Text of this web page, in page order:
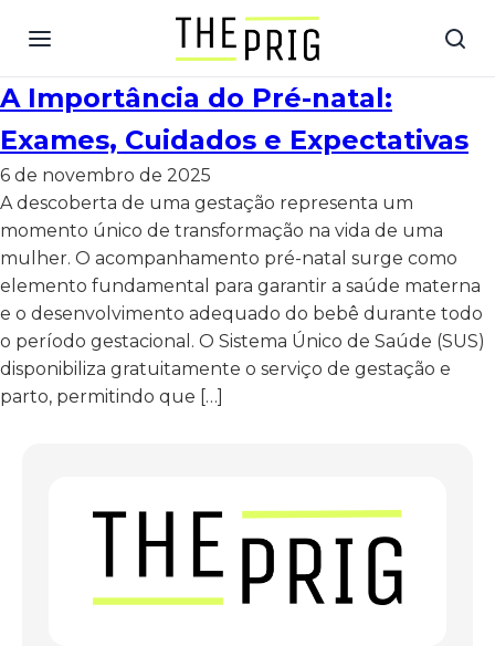
A Importância do Pré-natal:
Exames, Cuidados e Expectativas
6 de novembro de 2025
A descoberta de uma gestação representa um
momento único de transformação na vida de uma
mulher. O acompanhamento pré-natal surge como
elemento fundamental para garantir a saúde materna
e o desenvolvimento adequado do bebê durante todo
o período gestacional. O Sistema Único de Saúde (SUS)
disponibiliza gratuitamente o serviço de gestação e
parto, permitindo que […]